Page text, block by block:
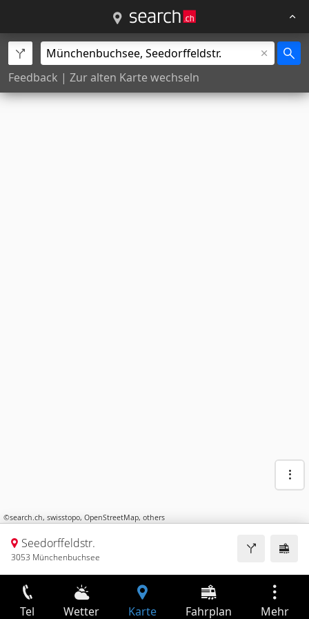
Feedback | Zur alten Karte wechseln
©search.ch, swisstopo, OpenStreetMap, others
Seedorffeldstr.
3053 Münchenbuchsee
Tel Wetter Karte Fahrplan Mehr